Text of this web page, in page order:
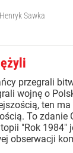
Henryk Sawka
przegrali
wojnę o
ten ma
To zdanie
"Rok 1984"
obserwacji